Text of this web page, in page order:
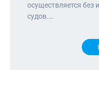
осуществляется
судов.…